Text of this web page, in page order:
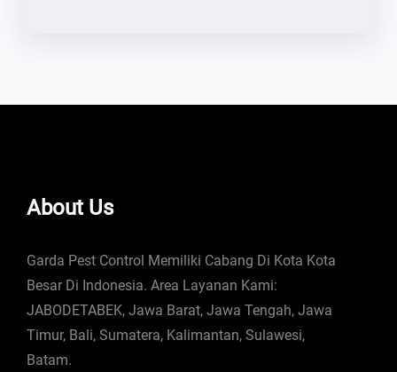
About Us
Garda Pest Control Memiliki Cabang Di Kota Kota
Besar Di Indonesia. Area Layanan Kami:
JABODETABEK, Jawa Barat, Jawa Tengah, Jawa
Timur, Bali, Sumatera, Kalimantan, Sulawesi,
Batam.